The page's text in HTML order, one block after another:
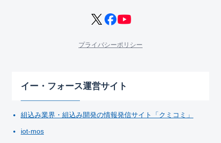
プライバシーポリシー
イー・フォース運営サイト
組込み業界・組込み開発の情報発信サイト「クミコミ」
iot-mos